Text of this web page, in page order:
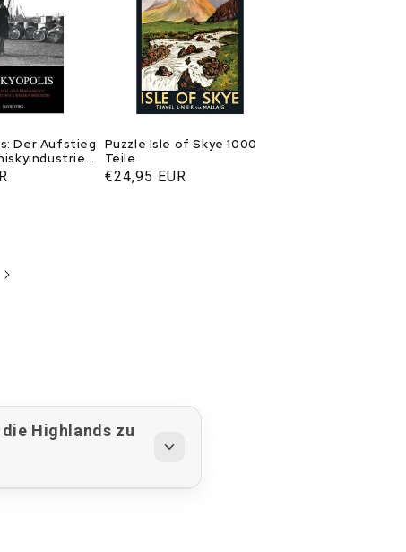
Der Aufstieg
Puzzle Isle of Skye 1000
Teile
Normaler
€24,95 EUR
Highlands zu